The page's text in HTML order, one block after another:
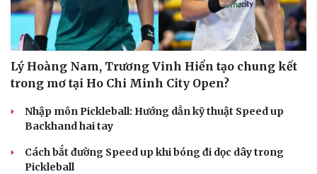
Lý Hoàng Nam, Trương Vinh Hiển tạo chung kết
trong mơ tại Ho Chi Minh City Open?
Nhập môn Pickleball: Hướng dẫn kỹ thuật Speed up
Backhand hai tay
Cách bắt đường Speed up khi bóng đi dọc dây trong
Pickleball